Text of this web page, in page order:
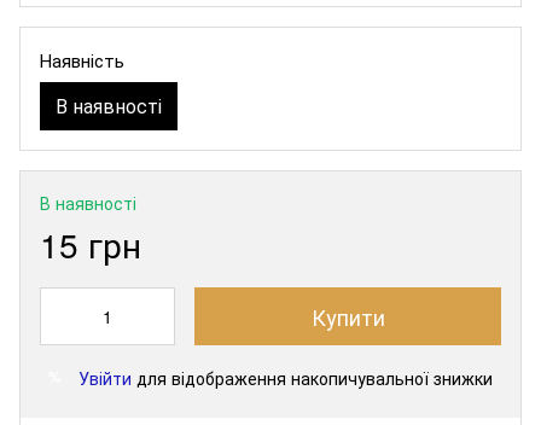
Наявність
В наявності
В наявності
15 грн
Купити
Увійти для відображення накопичувальної знижки